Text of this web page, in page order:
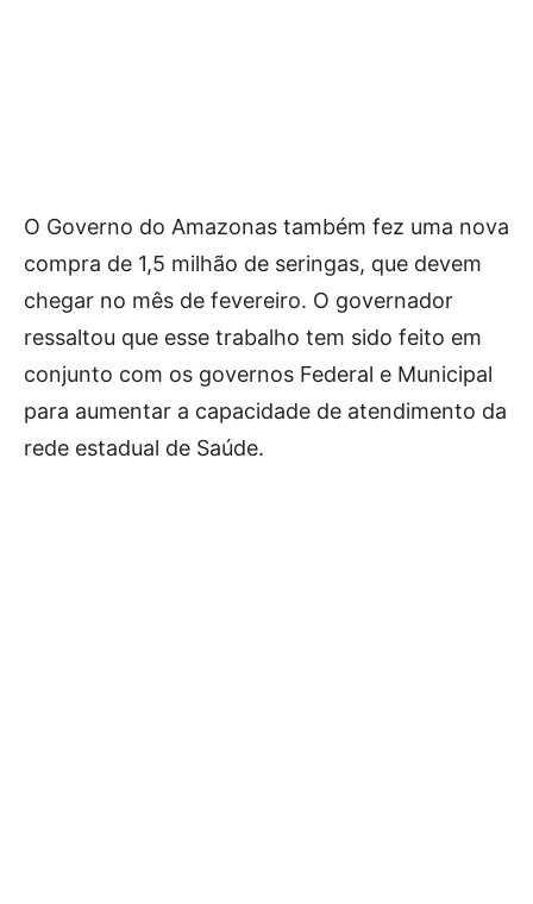
O Governo do Amazonas também fez uma nova
compra de 1,5 milhão de seringas, que devem
chegar no mês de fevereiro. O governador
ressaltou que esse trabalho tem sido feito em
conjunto com os governos Federal e Municipal
para aumentar a capacidade de atendimento da
rede estadual de Saúde.